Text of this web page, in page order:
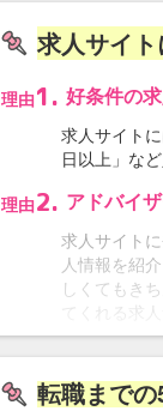
求人サイ
理由1. 好条件の
求人サイト
日以上」な
理由2. アドバイ
求人サイト
人情報を紹
しくてもき
てくれる求
理由3. 転職先の
その地域のこ
転職まで